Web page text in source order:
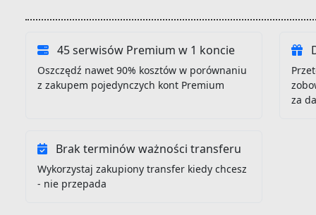
45 serwisów Premium w 1 koncie
Oszczędź nawet 90% kosztów w porównaniu
z zakupem pojedynczych kont Premium
za
Brak terminów ważności transferu
Wykorzystaj zakupiony transfer kiedy chcesz
- nie przepada